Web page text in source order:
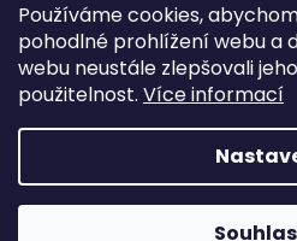
Používáme cookies,
pohodlné prohlížení webu a
webu neustále zlepšovali
použitelnost. Více informací
Copyright 2026
Upravit